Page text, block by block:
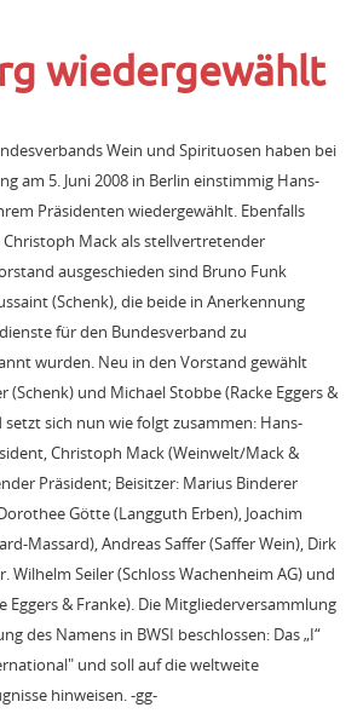
wiedergewählt
Wein und Spirituosen haben bei
am 5. Juni 2008 in Berlin einstimmig Hans-
Präsidenten wiedergewählt. Ebenfalls
Mack als stellvertretender
ausgeschieden sind Bruno Funk
(Schenk), die beide in Anerkennung
für den Bundesverband zu
wurden. Neu in den Vorstand gewählt
(Schenk) und Michael Stobbe (Racke Eggers &
setzt sich nun wie folgt zusammen: Hans-
Christoph Mack (Weinwelt/Mack &
Präsident; Beisitzer: Marius Binderer
Götte (Langguth Erben), Joachim
Massard), Andreas Saffer (Saffer Wein), Dirk
Wilhelm Seiler (Schloss Wachenheim AG) und
Eggers & Franke). Die Mitgliederversammlung
des Namens in BWSI beschlossen: Das „I“
und soll auf die weltweite
hinweisen. -gg-